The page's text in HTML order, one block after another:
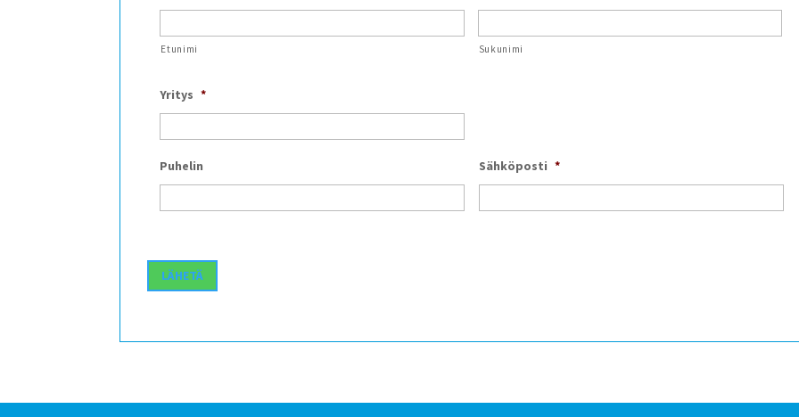
Etunimi Sukunimi
Yritys *
Puhelin Sähköposti *